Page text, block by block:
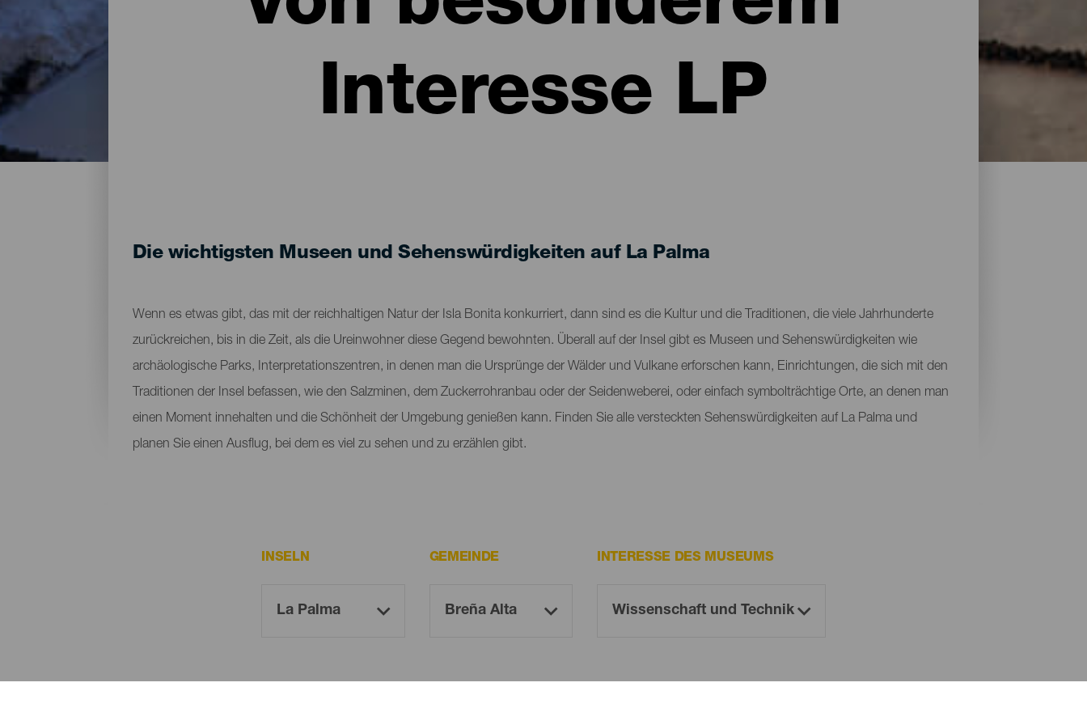
Interesse LP
Die wichtigsten Museen und Sehenswürdigkeiten auf La Palma
Wenn es etwas gibt, das mit der reichhaltigen Natur der Isla Bonita konkurriert, dann sind es die Kultur und die Traditionen, die viele Jahrhunderte
zurückreichen, bis in die Zeit, als die Ureinwohner diese Gegend bewohnten. Überall auf der Insel gibt es Museen und Sehenswürdigkeiten wie
archäologische Parks, Interpretationszentren, in denen man die Ursprünge der Wälder und Vulkane erforschen kann, Einrichtungen, die sich mit den
Traditionen der Insel befassen, wie den Salzminen, dem Zuckerrohranbau oder der Seidenweberei, oder einfach symbolträchtige Orte, an denen man
einen Moment innehalten und die Schönheit der Umgebung genießen kann. Finden Sie alle versteckten Sehenswürdigkeiten auf La Palma und
planen Sie einen Ausflug, bei dem es viel zu sehen und zu erzählen gibt.
INSELN GEMEINDE INTERESSE DES MUSEUMS